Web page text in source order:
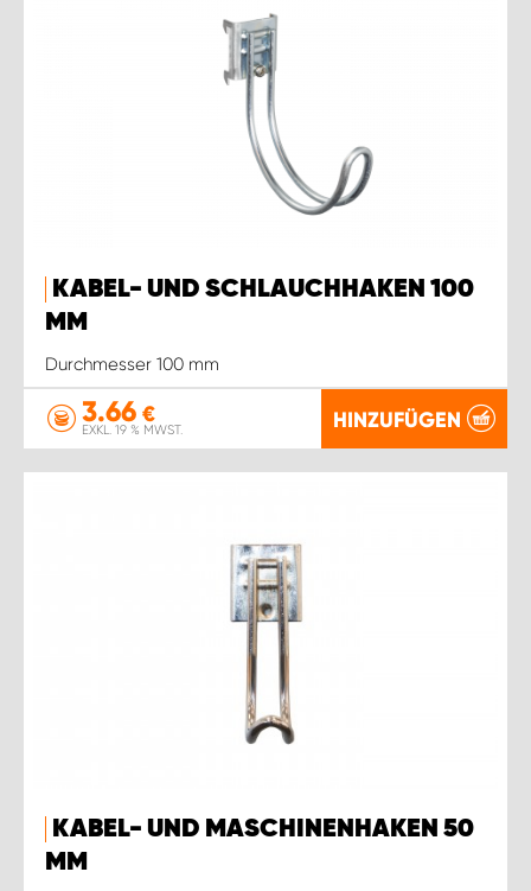
KABEL- UND SCHLAUCHHAKEN 100
MM
Durchmesser 100 mm
3.66 €
EXKL. 19 % MWST. HINZUFÜGEN
KABEL- UND MASCHINENHAKEN 50
MM